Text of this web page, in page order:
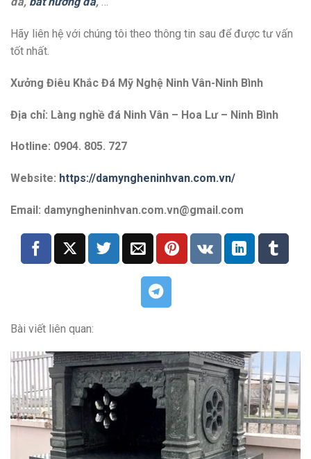
Hãy liên hệ với chúng tôi theo thông tin sau để được tư vấn
tốt nhất.
Xưởng Điêu Khắc Đá Mỹ Nghệ Ninh Vân-Ninh Bình
Địa chỉ: Làng nghề đá Ninh Vân – Hoa Lư – Ninh Bình
Hotline: 0904. 805. 727
Website: https://damyngheninhvan.com.vn/
Email: damyngheninhvan.com.vn@gmail.com
Bài viết liên quan: